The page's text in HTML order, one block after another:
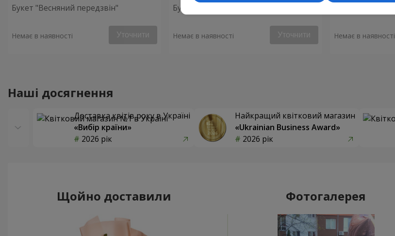
Букет "Весняний передзвін"
Немає в наявності Уточнити
Букет "Red Tulips"
Немає в наявності Уточнити Немає в наявності
Наші досягнення
Доставка квітів року в Україні
«Вибір країни»
2026 рік
Найкращий квітковий магазин
«Ukrainian Business Award»
2026 рік
Щойно доставили Фотогалерея